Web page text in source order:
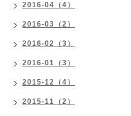
2016-04（4）
2016-03（2）
2016-02（3）
2016-01（3）
2015-12（4）
2015-11（2）